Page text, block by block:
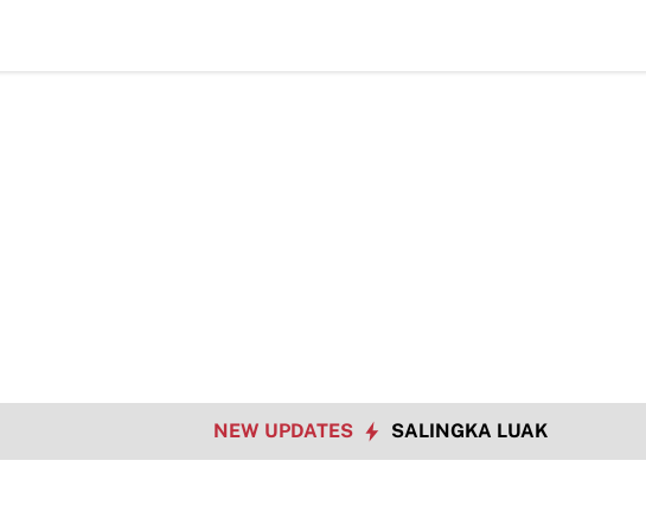
Bukan
NEW UPDATES SALINGKA LUAK